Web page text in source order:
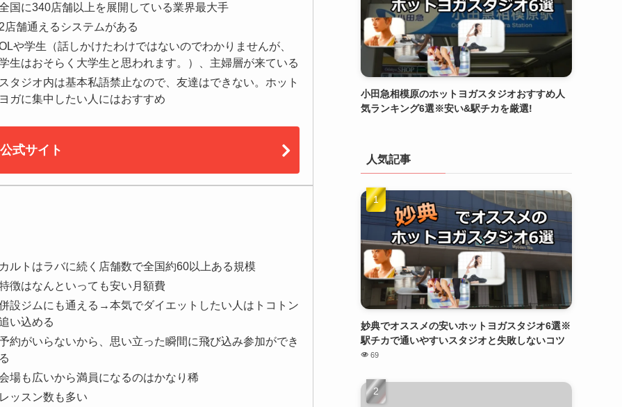
国に340店舗以上を展開している業界最大手
2店舗通えるシステムがある
や学生（話しかけたわけではないのでわかりませんが、
生はおそらく大学生と思われます。）、主婦層が来ている
スタジオ内は基本私語禁止なので、友達はできない。ホット
ヨガに集中したい人にはおすすめ
公式サイト
カルトはラバに続く店舗数で全国約60以上ある規模
徴はなんといっても安い月額費
設ジムにも通える→本気でダイエットしたい人はトコトン
い込める
約がいらないから、思い立った瞬間に飛び込み参加ができ
る
場も広いから満員になるのはかなり稀
レッスン数も多い
小田急相模原のホットヨガスタジオおすすめ人
気ランキング6選※安い&駅チカを厳選!
人気記事
妙典でオススメの安いホットヨガスタジオ6選※
駅チカで通いやすいスタジオと失敗しないコツ
69